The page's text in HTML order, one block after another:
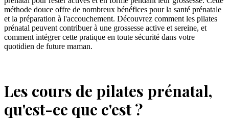
méthode douce offre de nombreux bénéfices pour la santé prénatale
et la préparation à l'accouchement. Découvrez comment les pilates
prénatal peuvent contribuer à une grossesse active et sereine, et
comment intégrer cette pratique en toute sécurité dans votre
quotidien de future maman.
Les cours de pilates prénatal,
qu'est-ce que c'est ?